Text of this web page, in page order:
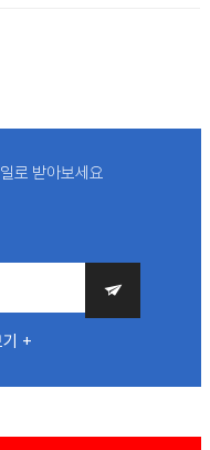
로 받아보세요
기 +